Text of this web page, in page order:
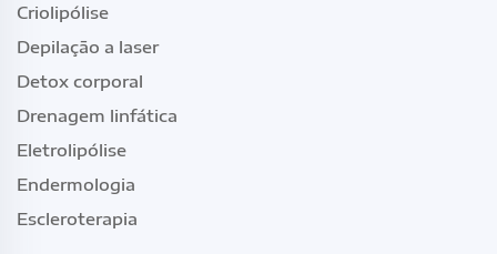
Criolipólise
Depilação a laser
Detox corporal
Drenagem linfática
Eletrolipólise
Endermologia
Escleroterapia